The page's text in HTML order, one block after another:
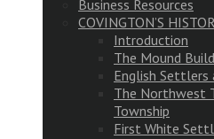
Business Resources
COVINGTON’S
Introduction
The Mound
English Settlers
The Northwest
Township
First White